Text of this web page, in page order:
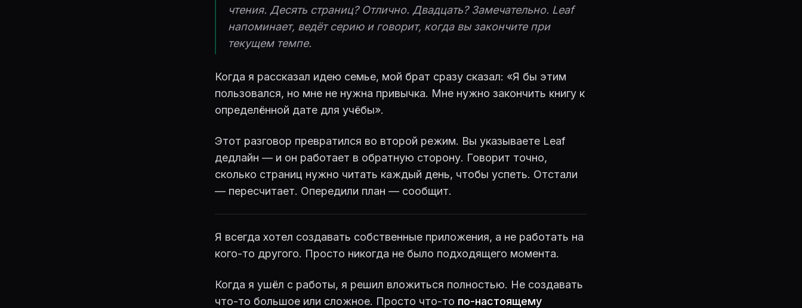
чтения. Десять страниц? Отлично. Двадцать? Замечательно. Leaf
напоминает, ведёт серию и говорит, когда вы закончите при
текущем темпе.
Когда я рассказал идею семье, мой брат сразу сказал: «Я бы этим
пользовался, но мне не нужна привычка. Мне нужно закончить книгу к
определённой дате для учёбы».
Этот разговор превратился во второй режим. Вы указываете Leaf
дедлайн — и он работает в обратную сторону. Говорит точно,
сколько страниц нужно читать каждый день, чтобы успеть. Отстали
— пересчитает. Опередили план — сообщит.
Я всегда хотел создавать собственные приложения, а не работать на
кого-то другого. Просто никогда не было подходящего момента.
Когда я ушёл с работы, я решил вложиться полностью. Не создавать
что-то большое или сложное. Просто что-то по-настоящему